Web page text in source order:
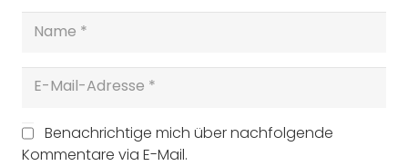
Benachrichtige mich über nachfolgende
Kommentare via E-Mail.